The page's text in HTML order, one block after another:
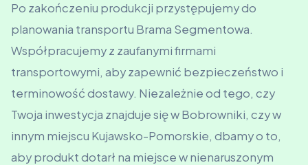
Po zakończeniu produkcji przystępujemy do
planowania transportu Brama Segmentowa.
Współpracujemy z zaufanymi firmami
transportowymi, aby zapewnić bezpieczeństwo i
terminowość dostawy. Niezależnie od tego, czy
Twoja inwestycja znajduje się w Bobrowniki, czy w
innym miejscu Kujawsko-Pomorskie, dbamy o to,
aby produkt dotarł na miejsce w nienaruszonym